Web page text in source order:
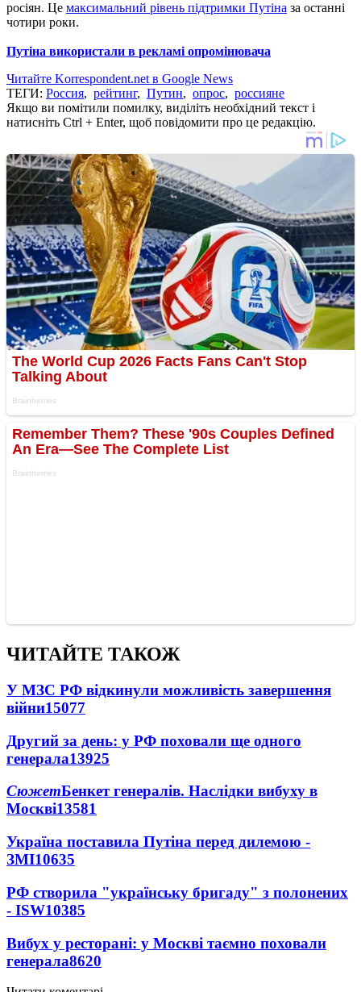
росіян. Це максимальний рівень підтримки Путіна за останні
чотири роки.
Путіна використали в рекламі опромінювача
Читайте Korrespondent.net в Google News
ТЕГИ: Россия, рейтинг, Путин, опрос, россияне
Якщо ви помітили помилку, виділіть необхідний текст і
натисніть Ctrl + Enter, щоб повідомити про це редакцію.
ЧИТАЙТЕ ТАКОЖ
У МЗС РФ відкинули можливість завершення
війни15077
Другий за день: у РФ поховали ще одного
генерала13925
СюжетБенкет генералів. Наслідки вибуху в
Москві13581
Україна поставила Путіна перед дилемою -
ЗМІ10635
РФ створила "українську бригаду" з полонених
- ISW10385
Вибух у ресторані: у Москві таємно поховали
генерала8620